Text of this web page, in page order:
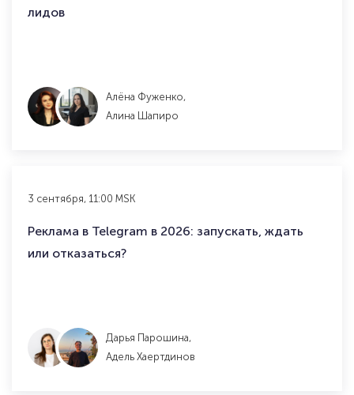
лидов
Алёна Фуженко,
Алина Шапиро
3 сентября, 11:00 MSK
Реклама в Telegram в 2026: запускать, ждать
или отказаться?
Дарья Парошина,
Адель Хаертдинов